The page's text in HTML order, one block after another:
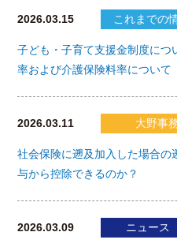
2026.03.15 これまでの
子ども・子育て支援金制度に
率および介護保険料率について
2026.03.11 大野事
社会保険に遡及加入した場合
与から控除できるのか？
2026.03.09 ニュース